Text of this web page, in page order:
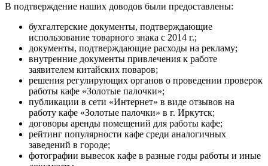
В подтверждение наших доводов были предоставлены:
бухгалтерские документы, подтверждающие
использование товарного знака с 2014 г.;
документы, подтверждающие расходы на рекламу;
внутренние документы привлечения к работе
заявителем китайских поваров;
решения регулирующих органов о проведении проверок
работы кафе «Золотые палочки»;
публикации в сети «Интернет» в виде отзывов на
работу кафе «Золотые палочки» в г. Иркутск;
договоры аренды помещений для работы кафе;
рейтинг популярности кафе среди аналогичных
заведений в городе;
фотографии вывесок кафе в разные годы работы и иные